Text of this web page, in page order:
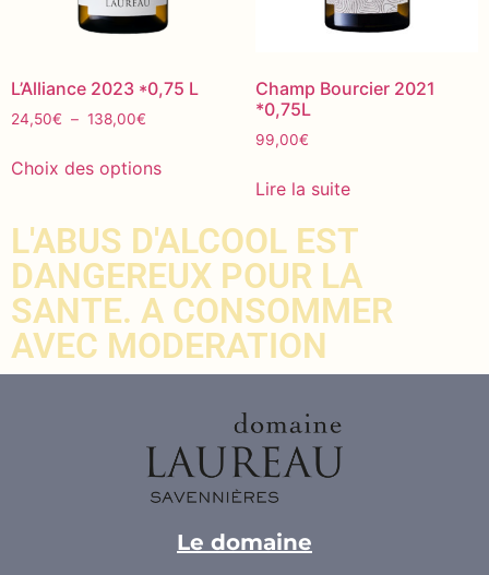
L’Alliance 2023 *0,75 L
24,50€ – 138,00€
Choix des options
Champ Bourcier 2021
*0,75L
99,00€
Lire la suite
L'ABUS D'ALCOOL EST
DANGEREUX POUR LA
SANTE. A CONSOMMER
AVEC MODERATION
Le domaine